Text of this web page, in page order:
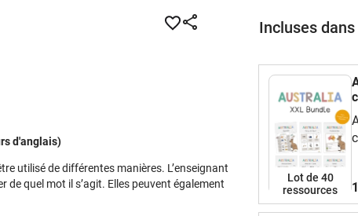
d'anglais)
utilisé de différentes manières. L’enseignant
de quel mot il s’agit. Elles peuvent également
Incluses
Lot de 40
ressources